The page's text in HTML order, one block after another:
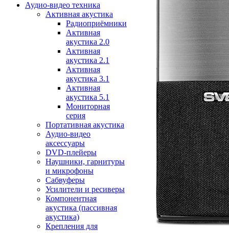
Аудио-видео техника
Активная акустика
Радиоприёмники
Активная
акустика 2.0
Активная
акустика 2.1
Активная
акустика 3.1
Активная
акустика 5.1
Мониторная
серия
Портативная акустика
Аудио-видео
аксессуары
DVD-плейеры
Наушники, гарнитуры
и микрофоны
Сабвуферы
Усилители и ресиверы
Компонентная
акустика (пассивная
акустика)
Крепления для